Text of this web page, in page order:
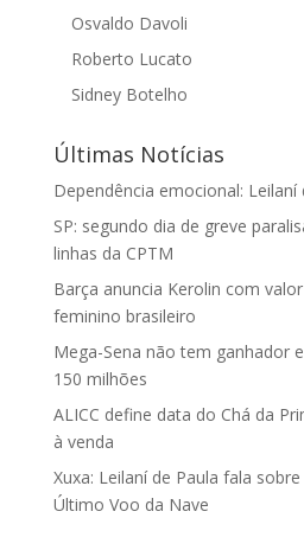
Osvaldo Davoli
Roberto Lucato
Sidney Botelho
Últimas Notícias
Dependência emocional:
SP: segundo dia de greve
linhas da CPTM
Barça anuncia Kerolin com
feminino brasileiro
Mega-Sena não tem ganhador
150 milhões
ALICC define data do Chá da
à venda
Xuxa: Leilaní de Paula fala
Último Voo da Nave